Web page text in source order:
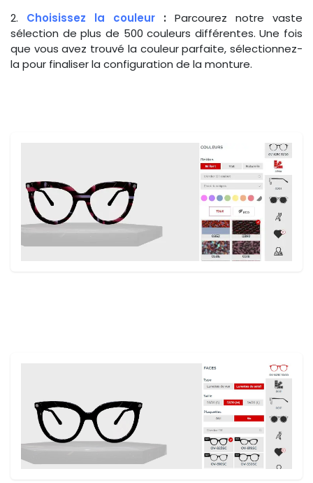
2.
Choisissez la couleur : Parcourez notre vaste
sélection de plus de 500 couleurs différentes. Une fois
que vous avez trouvé la couleur parfaite, sélectionnez-
la pour finaliser la configuration de la monture.